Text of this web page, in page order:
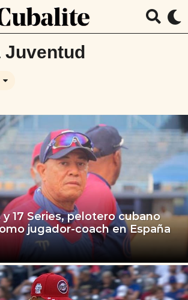
Juventud
y 17 Series, pelotero cubano
jugador-coach en España